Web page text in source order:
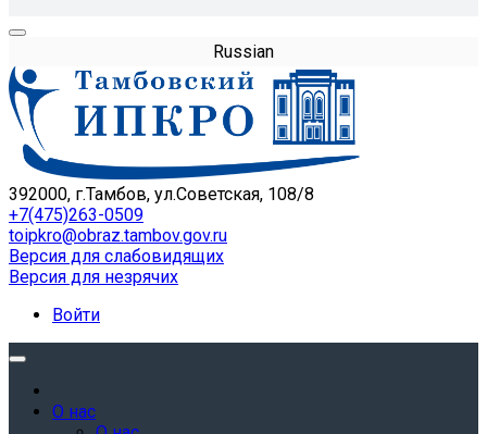
Russian
392000, г.Тамбов, ул.Советская, 108/8
+7(475)263-0509
toipkro@obraz.tambov.gov.ru
Версия для слабовидящих
Версия для незрячих
Войти
О нас